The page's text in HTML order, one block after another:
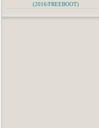
(2016/FREEBOOT)